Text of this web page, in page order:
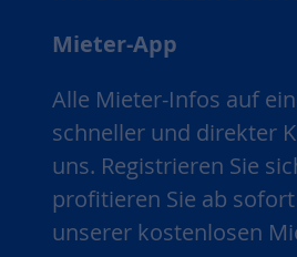
Mieter-App
Alle Mieter-Infos auf
schneller und direkter
uns. Registrieren Sie
profitieren Sie ab
unserer kostenlosen